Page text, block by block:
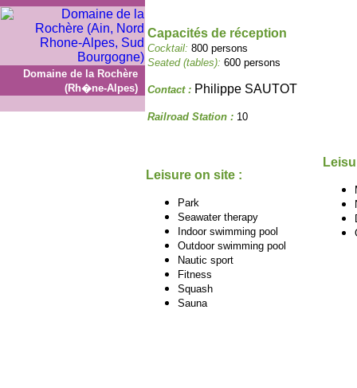
Domaine de la Rochère
(Rh�ne-Alpes)
Capacités de réception
Cocktail: 800 persons
Seated (tables): 600 persons
Contact : Philippe SAUTOT
Railroad Station : 10
Leisure on site :
Park
Seawater therapy
Indoor swimming pool
Outdoor swimming pool
Nautic sport
Fitness
Squash
Sauna